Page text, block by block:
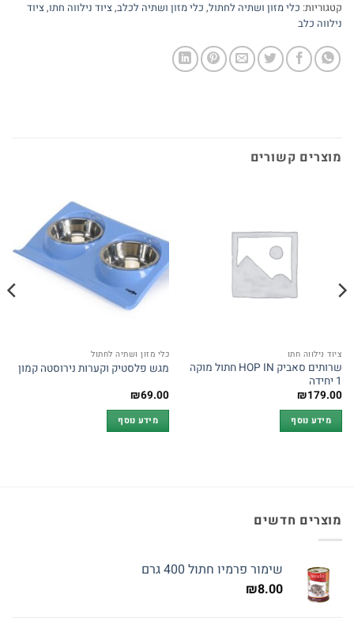
קטגוריות: כלי מזון ושתיה לחתול, כלי מזון ושתיה לכלב,ציוד נילווה חתו,ציוד
נילווה כלב
מוצרים קשורים
ציוד נילווה חתו
שרותים סאביק HOP IN חתול מוקה
1 יחידה
₪179.00
מידע נוסף
כלי מזון ושתיה לחתול
מגש פלסטיק וקערות נירוסטה קמון
₪69.00
מידע נוסף
מוצרים חדשים
שימור פרמיו חתול 400 גרם
₪8.00